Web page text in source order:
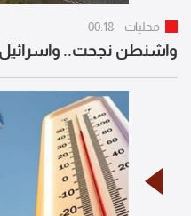
محليات 00:18
واشنطن نجحت.. واسرائيل